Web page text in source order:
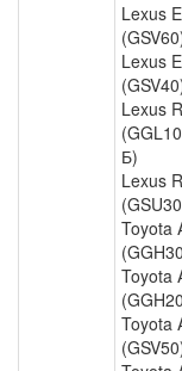
Lexus
Lexus
Lexus
Б)
Lexus
Toyota
Toyota
Toyota